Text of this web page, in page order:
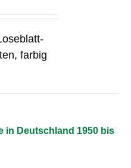
farbig
in Deutschland 1950 bis